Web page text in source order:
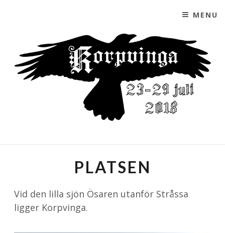
MENU
PLATSEN
Vid den lilla sjön Ösaren utanför Stråssa
ligger Korpvinga.